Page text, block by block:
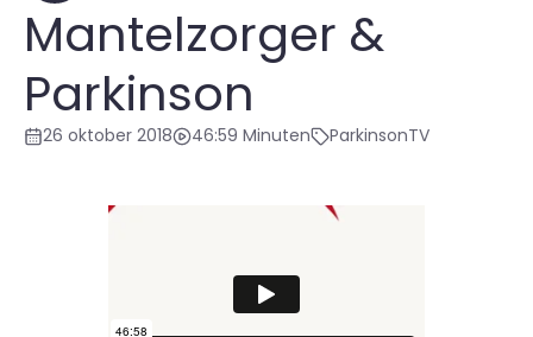
Mantelzorger &
Parkinson
26 oktober 2018 46:59 Minuten ParkinsonTV